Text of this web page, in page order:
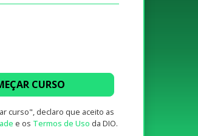
CURSO
curso", declaro que aceito as
e os Termos de Uso da DIO.